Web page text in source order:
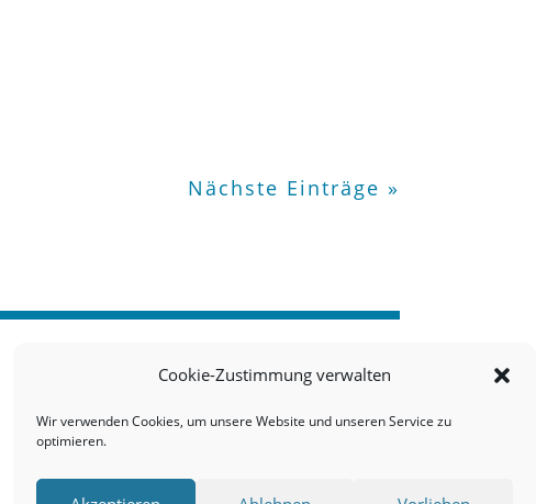
Cookie-Zustimmung verwalten
Wir verwenden Cookies, um unsere Website und unseren Service zu
optimieren.
Nächste Einträge »